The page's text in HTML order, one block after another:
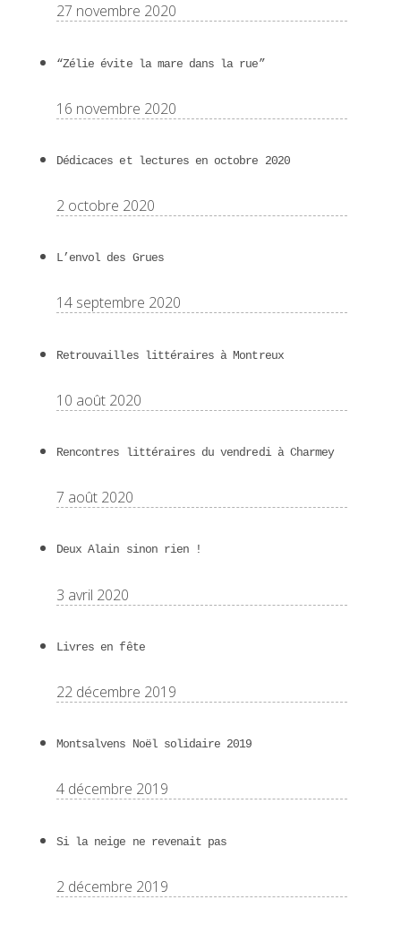
27 novembre 2020
“Zélie évite la mare dans la rue”
16 novembre 2020
Dédicaces et lectures en octobre 2020
2 octobre 2020
L’envol des Grues
14 septembre 2020
Retrouvailles littéraires à Montreux
10 août 2020
Rencontres littéraires du vendredi à Charmey
7 août 2020
Deux Alain sinon rien !
3 avril 2020
Livres en fête
22 décembre 2019
Montsalvens Noël solidaire 2019
4 décembre 2019
Si la neige ne revenait pas
2 décembre 2019